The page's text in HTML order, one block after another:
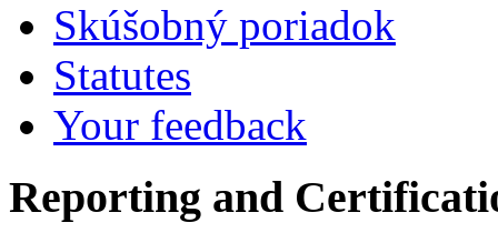
Skúšobný poriadok
Statutes
Your feedback
Reporting and